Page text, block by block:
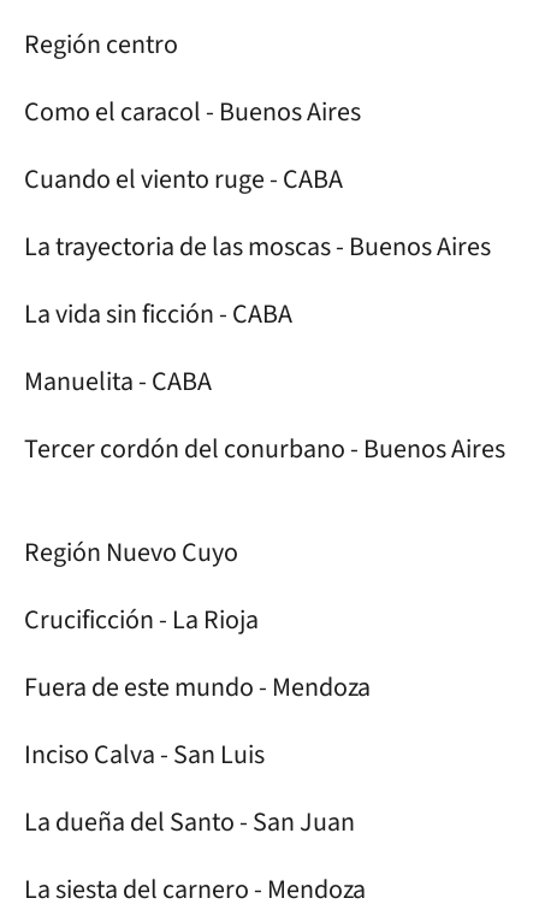
Región centro
Como el caracol - Buenos Aires
Cuando el viento ruge - CABA
La trayectoria de las moscas - Buenos Aires
La vida sin ficción - CABA
Manuelita - CABA
Tercer cordón del conurbano - Buenos Aires
Región Nuevo Cuyo
Crucificción - La Rioja
Fuera de este mundo - Mendoza
Inciso Calva - San Luis
La dueña del Santo - San Juan
La siesta del carnero - Mendoza